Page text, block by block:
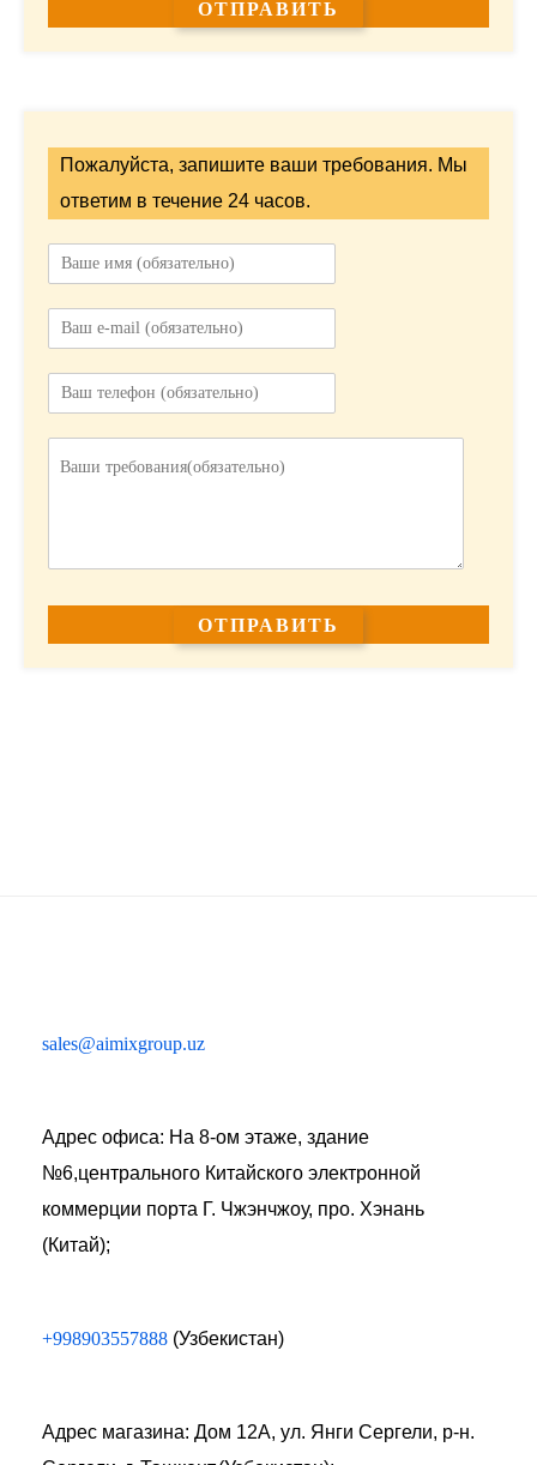
Пожалуйста, запишите ваши требования. Мы
ответим в течение 24 часов.
sales@aimixgroup.uz
Адрес офиса: На 8-ом этаже, здание
№6,центрального Китайского электронной
коммерции порта Г. Чжэнчжоу, про. Хэнань
(Китай);
+998903557888 (Узбекистан)
Адрес магазина: Дом 12А, ул. Янги Сергели, р-н.